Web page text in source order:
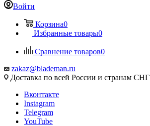
Войти
Корзина0
Избранные товары0
Сравнение товаров0
zakaz@blademan.ru
Доставка по всей России и странам СНГ
Вконтакте
Instagram
Telegram
YouTube